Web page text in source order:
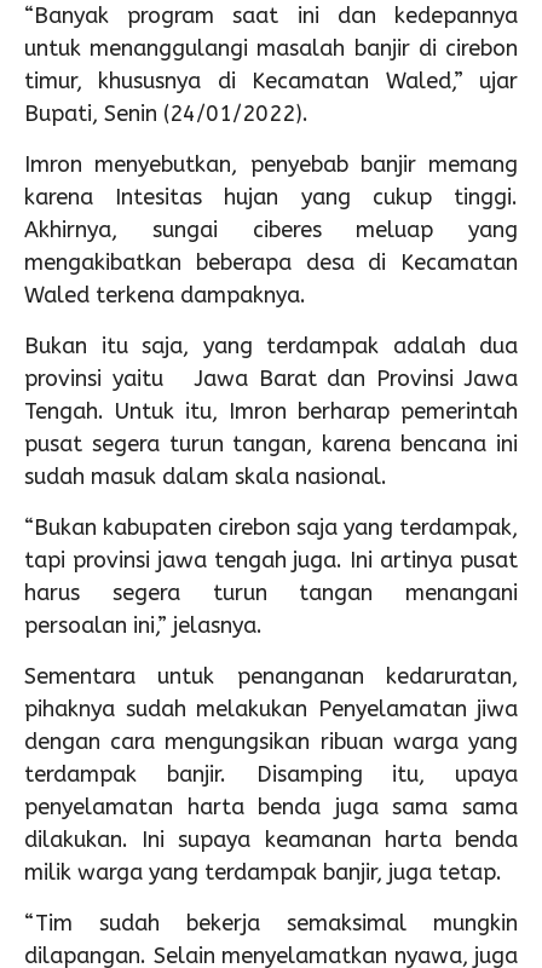
“Banyak program saat ini dan kedepannya
untuk menanggulangi masalah banjir di cirebon
timur, khususnya di Kecamatan Waled,” ujar
Bupati, Senin (24/01/2022).
Imron menyebutkan, penyebab banjir memang
karena Intesitas hujan yang cukup tinggi.
Akhirnya, sungai ciberes meluap yang
mengakibatkan beberapa desa di Kecamatan
Waled terkena dampaknya.
Bukan itu saja, yang terdampak adalah dua
provinsi yaitu Jawa Barat dan Provinsi Jawa
Tengah. Untuk itu, Imron berharap pemerintah
pusat segera turun tangan, karena bencana ini
sudah masuk dalam skala nasional.
“Bukan kabupaten cirebon saja yang terdampak,
tapi provinsi jawa tengah juga. Ini artinya pusat
harus segera turun tangan menangani
persoalan ini,” jelasnya.
Sementara untuk penanganan kedaruratan,
pihaknya sudah melakukan Penyelamatan jiwa
dengan cara mengungsikan ribuan warga yang
terdampak banjir. Disamping itu, upaya
penyelamatan harta benda juga sama sama
dilakukan. Ini supaya keamanan harta benda
milik warga yang terdampak banjir, juga tetap.
“Tim sudah bekerja semaksimal mungkin
dilapangan. Selain menyelamatkan nyawa, juga